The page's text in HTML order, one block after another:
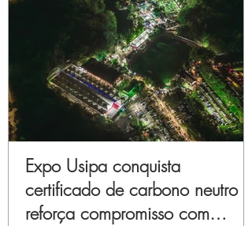
Expo Usipa conquista
certificado de carbono neutro e
reforça compromisso com